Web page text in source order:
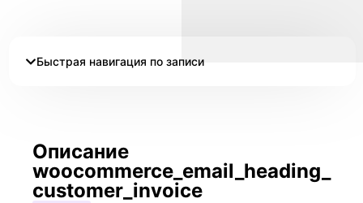
Быстрая навигация по записи
Описание
woocommerce_email_heading_
customer_invoice